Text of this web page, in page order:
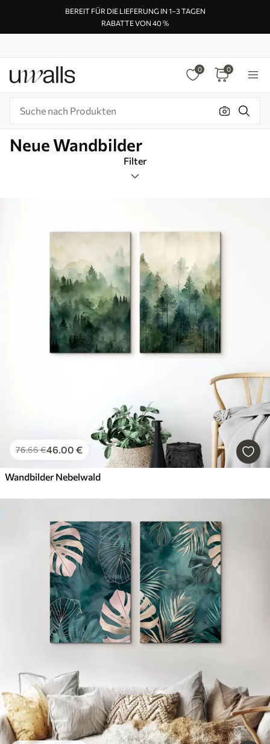
BEREIT FÜR DIE LIEFERUNG IN 1–3 TAGEN
RABATTE VON 40 %
0 0
Neue Wandbilder
Filter
Farbpalette
Neue Wandbilder
Neu
Alle Filter löschen
76.66€46.00 €
Wandbilder Nebelwald